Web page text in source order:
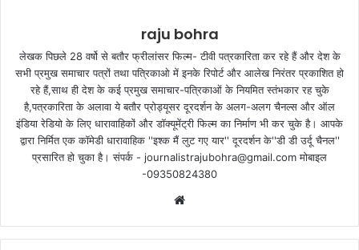
raju bohra
लेखक पिछले 28 वर्षो से बतौर फ्रीलांसर फिल्म- टीवी पत्रकारिता कर रहे हैं और देश के
सभी प्रमुख समाचार पत्रों तथा पत्रिकाओ में इनके रिपोर्ट और आलेख निरंतर प्रकाशित हो
रहे हैं,साथ ही देश के कई प्रमुख समाचार-पत्रिकाओं के नियमित स्तंभकार रह चुके
है,पत्रकारिता के अलावा ये बतौर प्रोड्यूसर दूरदर्शन के अलग-अलग चैनल्स और ऑल
इंडिया रेडियो के लिए धारावाहिकों और डॉक्यूमेंट्री फिल्म का निर्माण भी कर चुके है। आपके
द्वारा निर्मित एक कॉमेडी धारावाहिक ''इश्क मैं लुट गए यार'' दूरदर्शन के''डी डी उर्दू चैनल''
प्रसारित हो चुका है। संपर्क - journalistrajubohra@gmail.com मोबाइल
-09350824380
b